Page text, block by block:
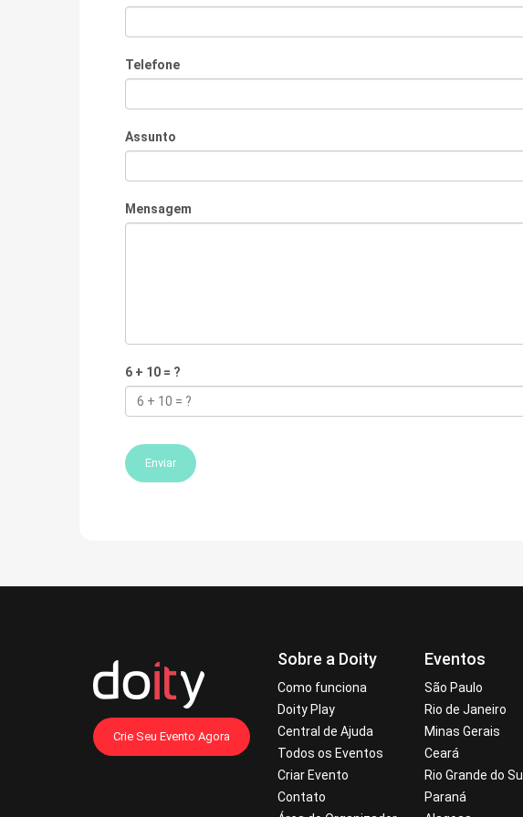
Telefone
Assunto
Mensagem
6 + 10 = ?
Enviar
Crie Seu Evento Agora
Sobre a Doity
Como funciona
Doity Play
Central de Ajuda
Todos os Eventos
Criar Evento
Contato
Eventos
São Paulo
Rio de Janeiro
Minas Gerais
Ceará
Rio Grande do Sul
Paraná